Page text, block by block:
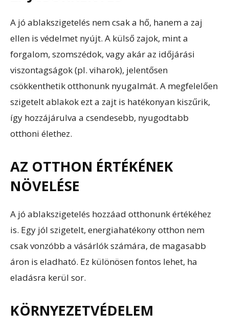
A jó ablakszigetelés nem csak a hő, hanem a zaj
ellen is védelmet nyújt. A külső zajok, mint a
forgalom, szomszédok, vagy akár az időjárási
viszontagságok (pl. viharok), jelentősen
csökkenthetik otthonunk nyugalmát. A megfelelően
szigetelt ablakok ezt a zajt is hatékonyan kiszűrik,
így hozzájárulva a csendesebb, nyugodtabb
otthoni élethez.
AZ OTTHON ÉRTÉKÉNEK
NÖVELÉSE
A jó ablakszigetelés hozzáad otthonunk értékéhez
is. Egy jól szigetelt, energiahatékony otthon nem
csak vonzóbb a vásárlók számára, de magasabb
áron is eladható. Ez különösen fontos lehet, ha
eladásra kerül sor.
KÖRNYEZETVÉDELEM